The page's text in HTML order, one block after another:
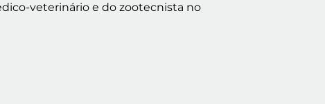
veterinário e do zootecnista no